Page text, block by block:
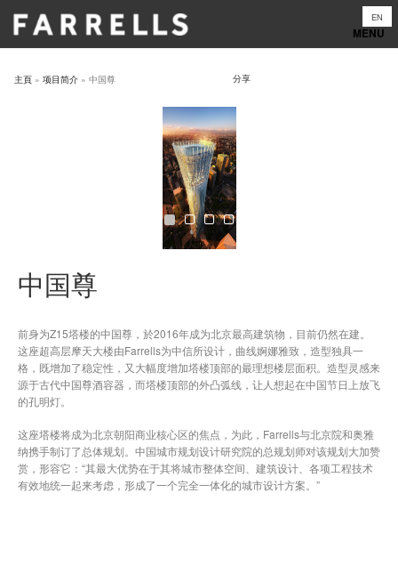
content
EN
主頁 » 项目简介 » 中国尊 分享
中国尊
前身为Z15塔楼的中国尊，於2016年成为北京最高建筑物，目前仍然在建。
这座超高层摩天大楼由Farrells为中信所设计，曲线婀娜雅致，造型独具一
格，既增加了稳定性，又大幅度增加塔楼顶部的最理想楼层面积。造型灵感来
源于古代中国尊酒容器，而塔楼顶部的外凸弧线，让人想起在中国节日上放飞
的孔明灯。
这座塔楼将成为北京朝阳商业核心区的焦点，为此，Farrells与北京院和奥雅
纳携手制订了总体规划。中国城市规划设计研究院的总规划师对该规划大加赞
赏，形容它：“其最大优势在于其将城市整体空间、建筑设计、各项工程技术
有效地统一起来考虑，形成了一个完全一体化的城市设计方案。”